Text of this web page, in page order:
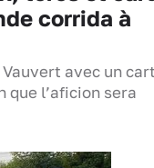
corrida à
avec un
l’aficion sera